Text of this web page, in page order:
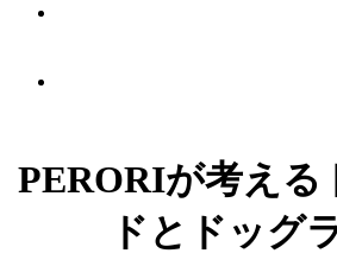
PERORIが考える
ドとドッグ